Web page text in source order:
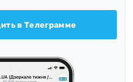
в Телеграмме